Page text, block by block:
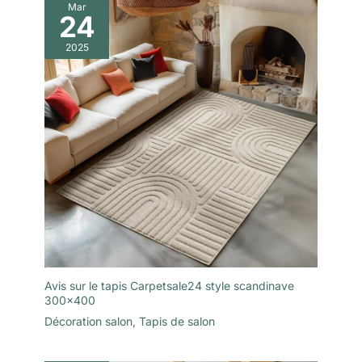
et ajoute une touche
audacieuse à tout
intérieur, bureau ou
galerie Disponible en
plusieurs couleurs :
Choisissez la teinte
qui correspond le
mieux à votre style et
à votre espace pour
une décoration
personnalisée
Mar
24
2025
Avis sur le tapis Carpetsale24 style scandinave
300×400
Décoration salon, Tapis de salon